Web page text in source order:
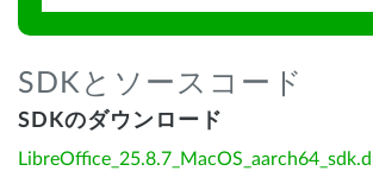
SDKとソースコード
SDKのダウンロード